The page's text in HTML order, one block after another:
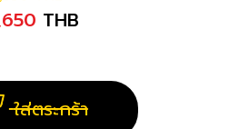
THB
ใส่ตระกร้า